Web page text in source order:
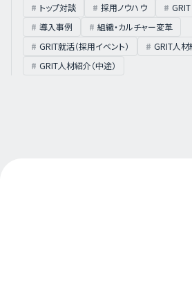
トップ対談 採用ノウハウ
導入事例
組織・カルチャー変革
GRIT就活（採用イベント）
GRIT人材
GRIT人材紹介（中途）